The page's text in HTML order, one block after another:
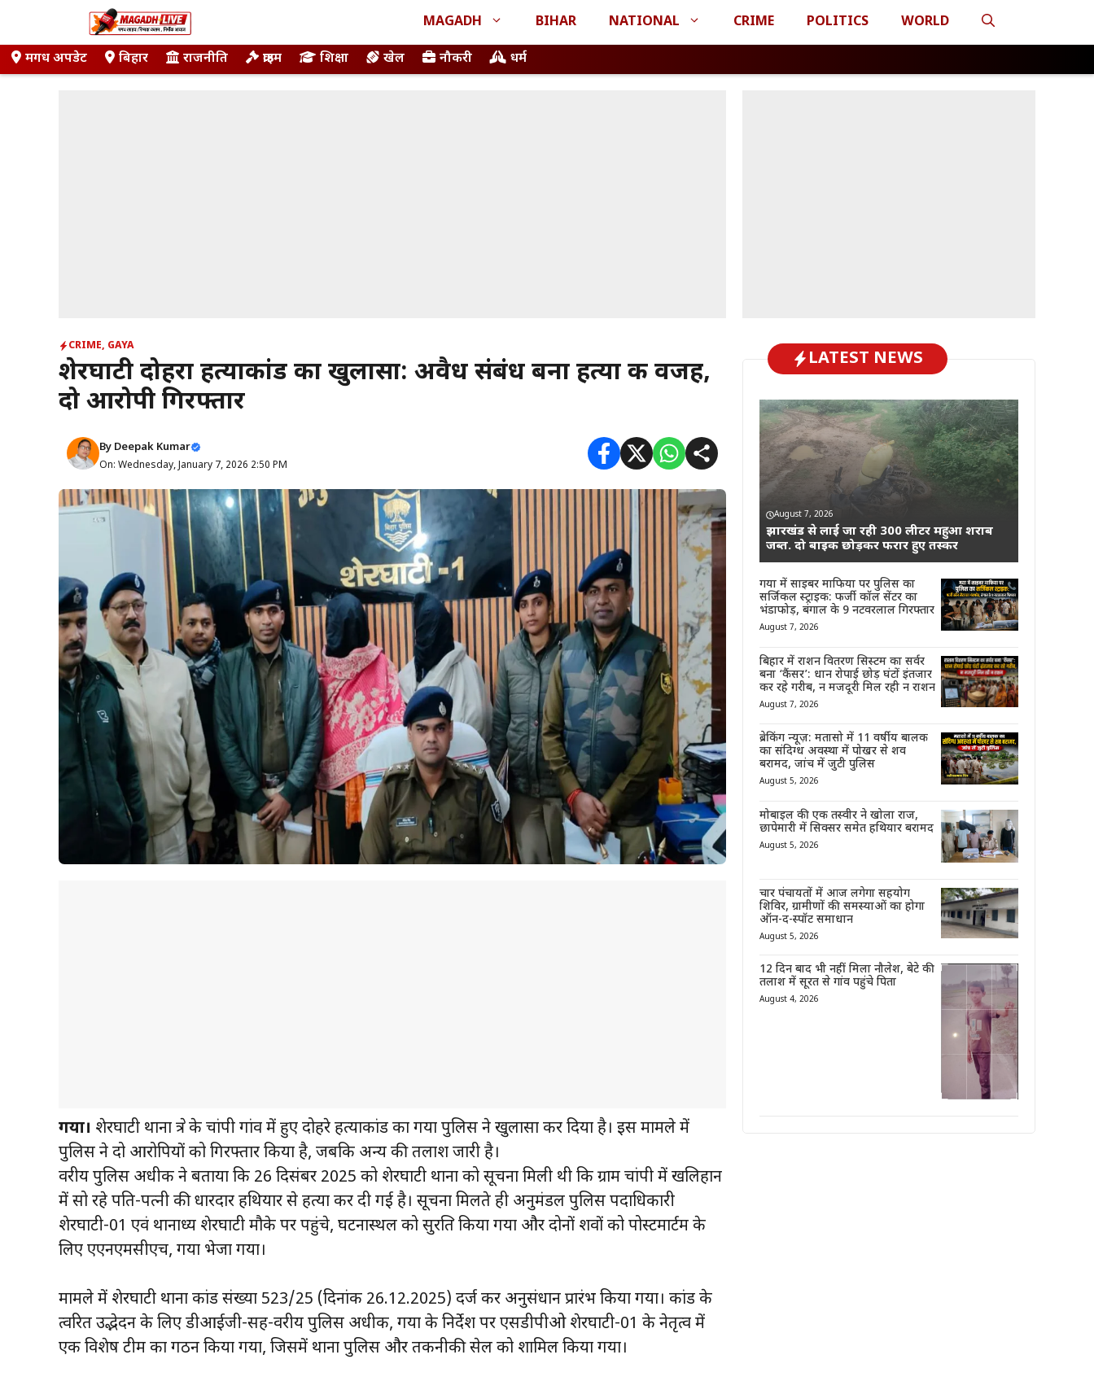
content
MAGADH BIHAR NATIONAL CRIME POLITICS WORLD
मगध अपडेट बिहार राजनीति क्राइम शिक्षा खेल नौकरी धर्म
CRIME, GAYA
शेरघाटी दोहरा हत्याकांड का खुलासा: अवैध संबंध बना हत्या की वजह,
दो आरोपी गिरफ्तार
By Deepak Kumar
On: Wednesday, January 7, 2026 2:50 PM
गया। शेरघाटी थाना क्षेत्र के चांपी गांव में हुए दोहरे हत्याकांड का गया पुलिस ने खुलासा कर दिया है। इस मामले में
पुलिस ने दो आरोपियों को गिरफ्तार किया है, जबकि अन्य की तलाश जारी है।
वरीय पुलिस अधीक्षक ने बताया कि 26 दिसंबर 2025 को शेरघाटी थाना को सूचना मिली थी कि ग्राम चांपी में खलिहान
में सो रहे पति-पत्नी की धारदार हथियार से हत्या कर दी गई है। सूचना मिलते ही अनुमंडल पुलिस पदाधिकारी
शेरघाटी-01 एवं थानाध्यक्ष शेरघाटी मौके पर पहुंचे, घटनास्थल को सुरक्षित किया गया और दोनों शवों को पोस्टमार्टम के
लिए एएनएमसीएच, गया भेजा गया।
मामले में शेरघाटी थाना कांड संख्या 523/25 (दिनांक 26.12.2025) दर्ज कर अनुसंधान प्रारंभ किया गया। कांड के
त्वरित उद्भेदन के लिए डीआईजी-सह-वरीय पुलिस अधीक्षक, गया के निर्देश पर एसडीपीओ शेरघाटी-01 के नेतृत्व में
एक विशेष टीम का गठन किया गया, जिसमें थाना पुलिस और तकनीकी सेल को शामिल किया गया।
LATEST NEWS
August 7, 2026
झारखंड से लाई जा रही 300 लीटर महुआ शराब
जब्त. दो बाइक छोड़कर फरार हुए तस्कर
गया में साइबर माफिया पर पुलिस का
सर्जिकल स्ट्राइक: फर्जी कॉल सेंटर का
भंडाफोड़, बंगाल के 9 नटवरलाल गिरफ्तार
August 7, 2026
बिहार में राशन वितरण सिस्टम का सर्वर
बना ‘कैंसर’: धान रोपाई छोड़ घंटों इंतजार
कर रहे गरीब, न मजदूरी मिल रही न राशन
August 7, 2026
ब्रेकिंग न्यूज़: मतासो में 11 वर्षीय बालक
का संदिग्ध अवस्था में पोखर से शव
बरामद, जांच में जुटी पुलिस
August 5, 2026
मोबाइल की एक तस्वीर ने खोला राज,
छापेमारी में सिक्सर समेत हथियार बरामद
August 5, 2026
चार पंचायतों में आज लगेगा सहयोग
शिविर, ग्रामीणों की समस्याओं का होगा
ऑन-द-स्पॉट समाधान
August 5, 2026
12 दिन बाद भी नहीं मिला नौलेश, बेटे की
तलाश में सूरत से गांव पहुंचे पिता
August 4, 2026